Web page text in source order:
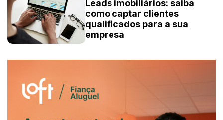
Leads imobiliários: saiba
como captar clientes
qualificados para a sua
empresa